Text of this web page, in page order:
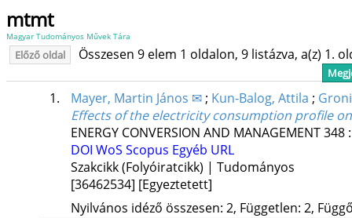
mtmt
Magyar Tudományos Művek Tára
Előző oldal Összesen 9 elem 1 oldalon, 9 listázva, a(z) 1.
1. Mayer, Martin János ✉; Kun-Balog, Attila ;
Effects of the electricity consumption profile
ENERGY CONVERSION AND MANAGEMENT348
DOI WoS Scopus Egyéb URL
Szakcikk (Folyóiratcikk) | Tudományos
[36462534] [Egyeztetett]
Nyilvános idéző összesen: 2, Független: 2,